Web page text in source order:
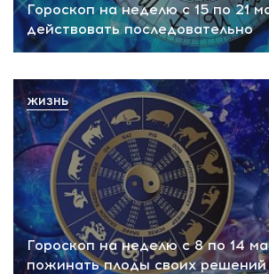
Гороскоп на неделю с 15 по 21
действовать последовательно
Гороскоп на неделю с 8 по 14
пожинать плоды своих решений
ЖИЗНЬ